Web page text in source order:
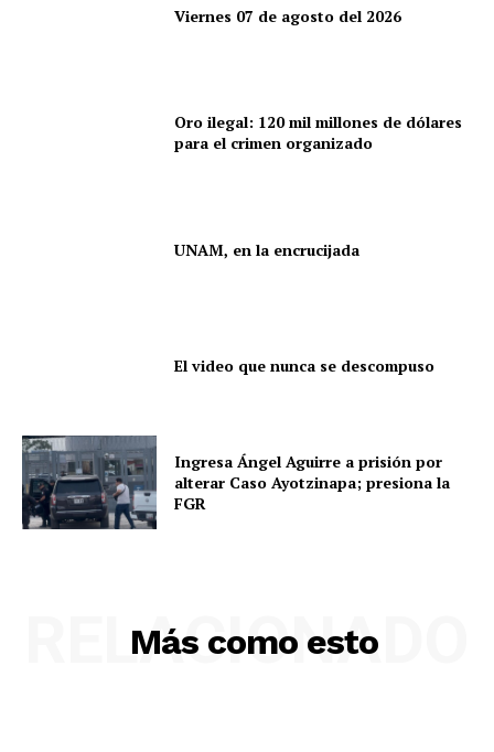
Viernes 07 de agosto del 2026
Oro ilegal: 120 mil millones de dólares
para el crimen organizado
UNAM, en la encrucijada
El video que nunca se descompuso
Ingresa Ángel Aguirre a prisión por
alterar Caso Ayotzinapa; presiona la
FGR
Más como esto
RELACIONADO